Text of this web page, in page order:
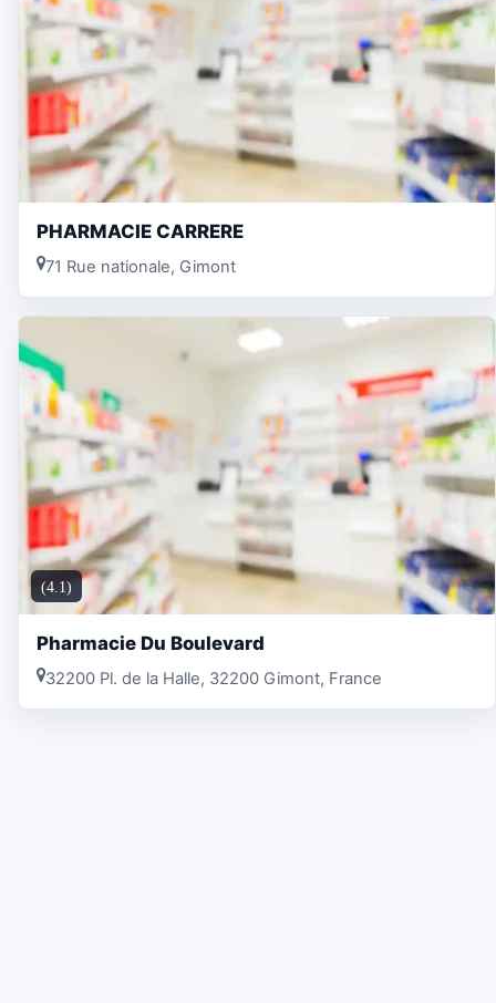
PHARMACIE CARRERE
71 Rue nationale, Gimont
(4.1)
Pharmacie Du Boulevard
32200 Pl. de la Halle, 32200 Gimont, France